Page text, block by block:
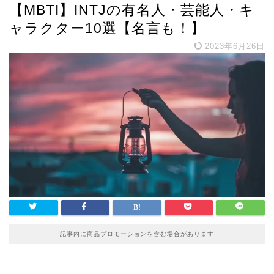
【MBTI】INTJの有名人・芸能人・キ
ャラクター10選【名言も！】
2023年6月26日
記事内に商品プロモーションを含む場合があります